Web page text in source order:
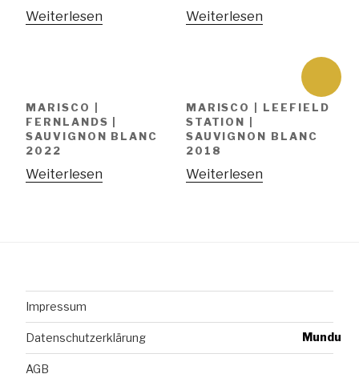
Weiterlesen Weiterlesen
MARISCO |
FERNLANDS |
SAUVIGNON BLANC
2022
Weiterlesen
Mundu
MARISCO | LEEFIELD
STATION |
SAUVIGNON BLANC
2018
Weiterlesen
Impressum
Datenschutzerklärung
AGB